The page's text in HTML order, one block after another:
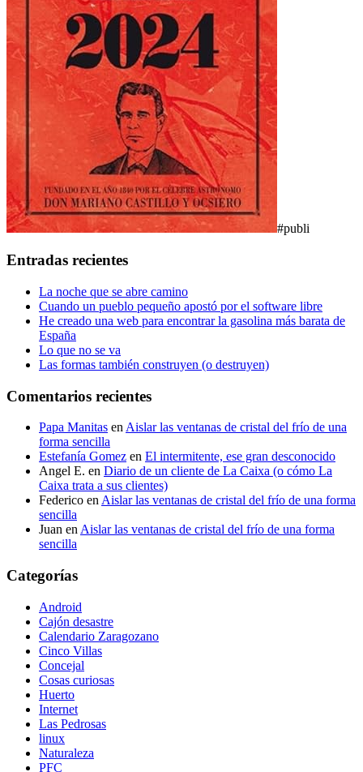
#publi
Entradas recientes
La noche que se abre camino
Cuando un pueblo pequeño apostó por el software libre
He creado una web para encontrar la gasolina más barata de
España
Lo que no se va
Las formas también construyen (o destruyen)
Comentarios recientes
Papa Manitas en Aislar las ventanas de cristal del frío de una
forma sencilla
Estefanía Gomez en El intermitente, ese gran desconocido
Angel E. en Diario de un cliente de La Caixa (o cómo La
Caixa trata a sus clientes)
Federico en Aislar las ventanas de cristal del frío de una forma
sencilla
Juan en Aislar las ventanas de cristal del frío de una forma
sencilla
Categorías
Android
Cajón desastre
Calendario Zaragozano
Cinco Villas
Concejal
Cosas curiosas
Huerto
Internet
Las Pedrosas
linux
Naturaleza
PFC